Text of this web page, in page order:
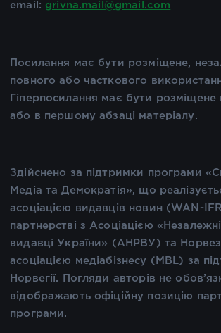
email: grivna.mail@gmail.com
Посилання має бути розміщене,
повного або часткового
Гіперпосилання має бути розміщене
або в першому абзаці матеріалу.
Здійснено за підтримки програми
Медіа та Демократія», що
асоціацією видавців новин (WAN-
партнерстві з Асоціацією «Незалежні
видавці України» (АНРВУ) та
асоціацією медіабізнесу (MBL) за
Норвегії. Погляди авторів не
відображають офіційну позицію
програми.